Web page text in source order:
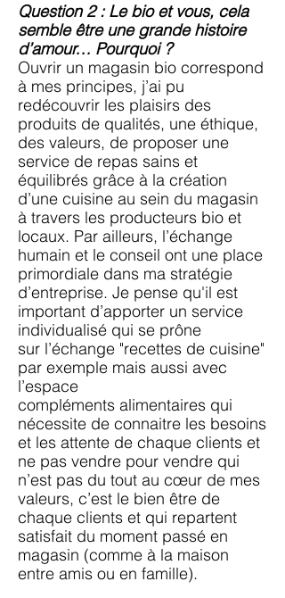
Question 2 : Le bio et vous, cela
semble être une grande histoire
d’amour… Pourquoi ?
Ouvrir un magasin bio correspond
à mes principes, j’ai pu
redécouvrir les plaisirs des
produits de qualités, une éthique,
des valeurs, de proposer une
service de repas sains et
équilibrés grâce à la création
d’une cuisine au sein du magasin
à travers les producteurs bio et
locaux. Par ailleurs, l’échange
humain et le conseil ont une place
primordiale dans ma stratégie
d’entreprise. Je pense qu'il est
important d’apporter un service
individualisé qui se prône
sur l’échange "recettes de cuisine"
par exemple mais aussi avec
l’espace
compléments alimentaires​ qui
nécessite de connaitre les besoins
et les attente de chaque clients et
ne pas vendre pour vendre qui
n’est pas du tout au cœur de mes
valeurs, c’est le bien être de
chaque clients et qui repartent
satisfait du moment passé en
magasin (comme à la maison
entre amis ou en famille).